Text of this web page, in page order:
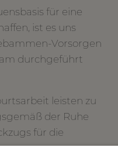
für eine
ist es uns
Vorsorgen
durchgeführt
leisten zu
der Ruhe
für die